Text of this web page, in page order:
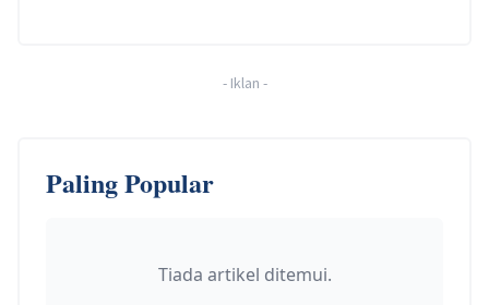
- Iklan -
Paling Popular
Tiada artikel ditemui.